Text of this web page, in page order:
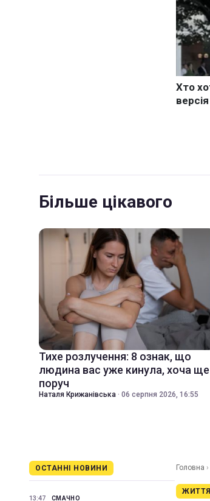
Більше цікавого
Тихе розлучення: 8 ознак, що
людина вас уже кинула, хоча ще
поруч
Наталя Крижанівська · 06 серпня 2026, 16:55
ОСТАННІ НОВИНИ
13:47 СМАЧНО
Головна ›
ЖИТТЯ